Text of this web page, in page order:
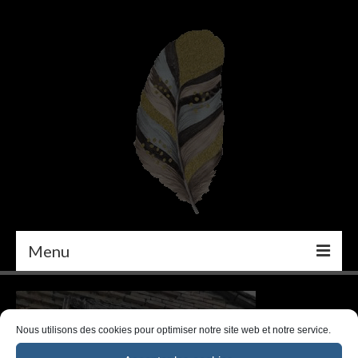
Nous utilisons des cookies pour optimiser notre site web et notre service.
Menu
PEINTURE
DÉCORATION INTÉRIEURE